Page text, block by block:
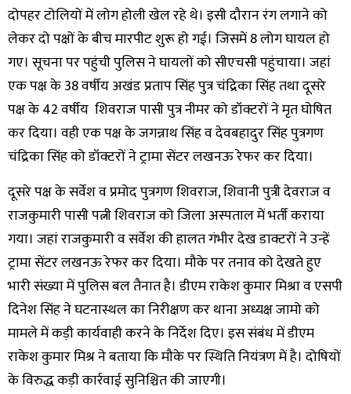
दोपहर टोलियों में लोग होली खेल रहे थे। इसी दौरान रंग लगाने को
लेकर दो पक्षों के बीच मारपीट शुरू हो गई। जिसमें 8 लोग घायल हो
गए। सूचना पर पहुंची पुलिस ने घायलों को सीएचसी पहुंचाया। जहां
एक पक्ष के 38 वर्षीय अखंड प्रताप सिंह पुत्र चंद्रिका सिंह तथा दूसरे
पक्ष के 42 वर्षीय शिवराज पासी पुत्र नीमर को डॉक्टरों ने मृत घोषित
कर दिया। वही एक पक्ष के जगन्नाथ सिंह व देवबहादुर सिंह पुत्रगण
चंद्रिका सिंह को डॉक्टरों ने ट्रामा सेंटर लखनऊ रेफर कर दिया।
दूसरे पक्ष के सर्वेश व प्रमोद पुत्रगण शिवराज, शिवानी पुत्री देवराज व
राजकुमारी पासी पत्नी शिवराज को जिला अस्पताल में भर्ती कराया
गया। जहां राजकुमारी व सर्वेश की हालत गंभीर देख डाक्टरों ने उन्हें
ट्रामा सेंटर लखनऊ रेफर कर दिया। मौके पर तनाव को देखते हुए
भारी संख्या में पुलिस बल तैनात है। डीएम राकेश कुमार मिश्रा व एसपी
दिनेश सिंह ने घटनास्थल का निरीक्षण कर थाना अध्यक्ष जामो को
मामले में कड़ी कार्यवाही करने के निर्देश दिए। इस संबंध में डीएम
राकेश कुमार मिश्र ने बताया कि मौके पर स्थिति नियंत्रण में है। दोषियों
के विरुद्ध कड़ी कार्रवाई सुनिश्चित की जाएगी।